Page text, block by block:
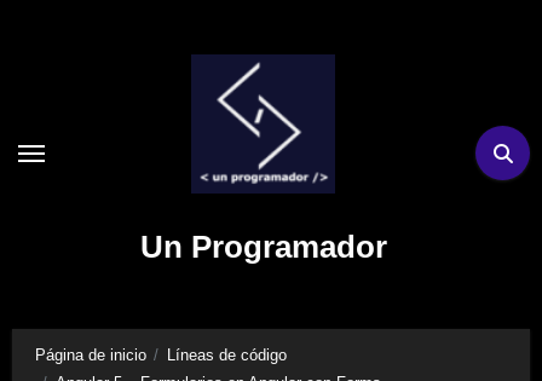
Un Programador
Página de inicio
Líneas de código